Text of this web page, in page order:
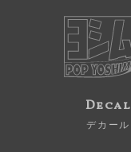
Decal
デカール